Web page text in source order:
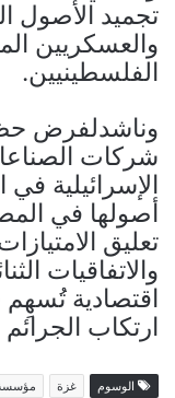
تجميد الأصول
والعسكريين
الفلسطينيين.
وناشدلفرض
شركات
الإسرائيلية في
أصولها في
تعليق
والاتفاقيات
اقتصادية
ارتكاب
الوسوم غزة مؤسسة